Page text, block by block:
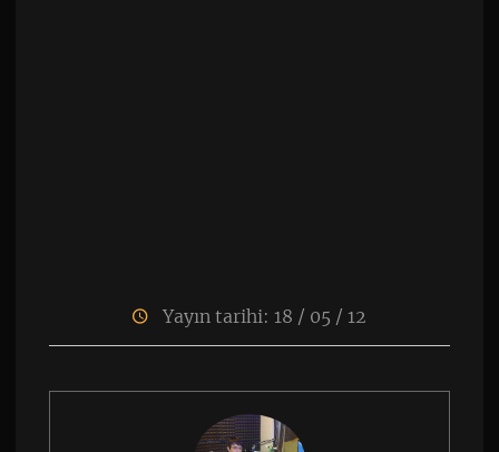
Yayın tarihi: 18 / 05 / 12